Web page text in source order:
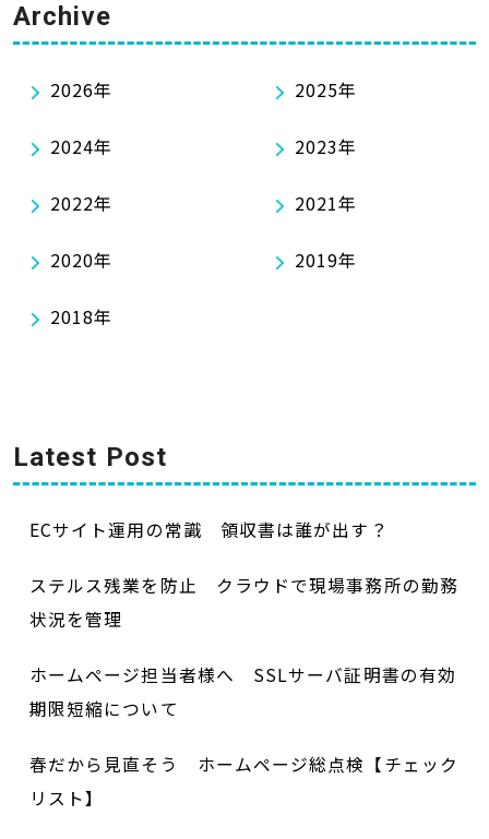
Archive
2026年 2025年
2024年 2023年
2022年 2021年
2020年 2019年
2018年
Latest Post
ECサイト運用の常識 領収書は誰が出す？
ステルス残業を防止 クラウドで現場事務所の勤務
状況を管理
ホームページ担当者様へ SSLサーバ証明書の有効
期限短縮について
春だから見直そう ホームページ総点検【チェック
リスト】